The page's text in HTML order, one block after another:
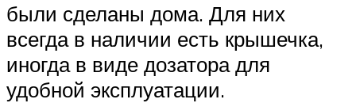
были сделаны дома. Для них
всегда в наличии есть крышечка,
иногда в виде дозатора для
удобной эксплуатации.